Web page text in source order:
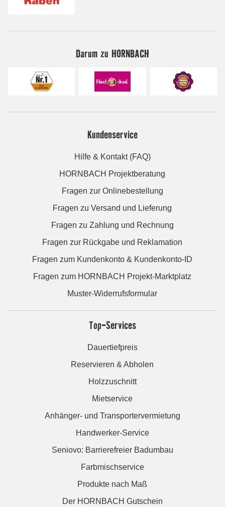
Darum zu HORNBACH
Kundenservice
Hilfe & Kontakt (FAQ)
HORNBACH Projektberatung
Fragen zur Onlinebestellung
Fragen zu Versand und Lieferung
Fragen zu Zahlung und Rechnung
Fragen zur Rückgabe und Reklamation
Fragen zum Kundenkonto & Kundenkonto-ID
Fragen zum HORNBACH Projekt-Marktplatz
Muster-Widerrufsformular
Top-Services
Dauertiefpreis
Reservieren & Abholen
Holzzuschnitt
Mietservice
Anhänger- und Transportervermietung
Handwerker-Service
Seniovo: Barrierefreier Badumbau
Farbmischservice
Produkte nach Maß
Der HORNBACH Gutschein